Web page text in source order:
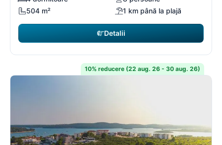
504 m²
1 km până la plajă
Detalii
10% reducere (22 aug. 26 - 30 aug. 26)